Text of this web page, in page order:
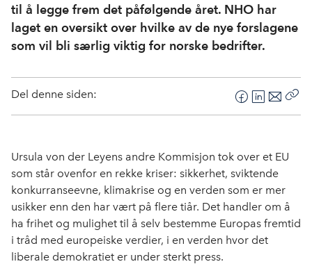
til å legge frem det påfølgende året. NHO har
laget en oversikt over hvilke av de nye forslagene
som vil bli særlig viktig for norske bedrifter.
Del denne siden:
F
e
b
o
o
k
L
k
e
d
I
n
E
o
s
t
Ursula von der Leyens andre Kommisjon tok over et EU
som står ovenfor en rekke kriser: sikkerhet, sviktende
konkurranseevne, klimakrise og en verden som er mer
usikker enn den har vært på flere tiår. Det handler om å
ha frihet og mulighet til å selv bestemme Europas fremtid
i tråd med europeiske verdier, i en verden hvor det
liberale demokratiet er under sterkt press.